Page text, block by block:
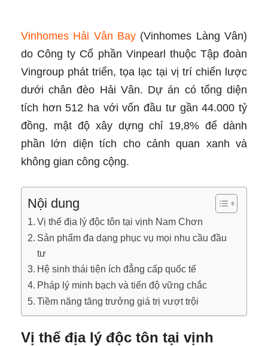
Vinhomes Hải Vân Bay (Vinhomes Làng Vân)
do Công ty Cổ phần Vinpearl thuộc Tập đoàn
Vingroup phát triển, tọa lạc tại vị trí chiến lược
dưới chân đèo Hải Vân. Dự án có tổng diện
tích hơn 512 ha với vốn đầu tư gần 44.000 tỷ
đồng, mật độ xây dựng chỉ 19,8% để dành
phần lớn diện tích cho cảnh quan xanh và
không gian công cộng.
Nội dung
Vị thế địa lý độc tôn tại vịnh Nam Chơn
Sản phẩm đa dạng phục vụ mọi nhu cầu đầu
tư
Hệ sinh thái tiện ích đẳng cấp quốc tế
Pháp lý minh bạch và tiến độ vững chắc
Tiềm năng tăng trưởng giá trị vượt trội
Vị thế địa lý độc tôn tại vịnh